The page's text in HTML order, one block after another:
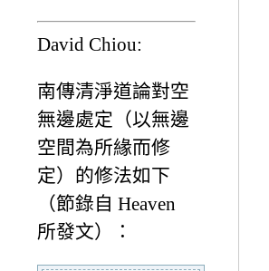
David Chiou:
南傳清淨道論對空
無邊處定（以無邊
空間為所緣而修
定）的修法如下
（節錄自 Heaven
所發文）：